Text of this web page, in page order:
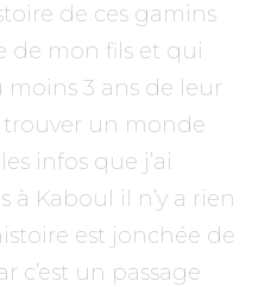
de ces gamins
de mon fils et qui
3 ans de leur
trouver un monde
infos que j’ai
à Kaboul il n’y a rien
est jonchée de
c’est un passage